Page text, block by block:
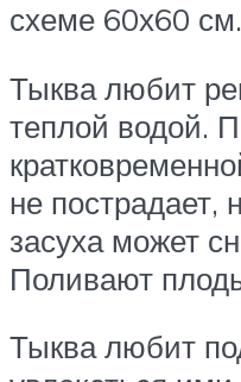
схеме 60х60 см.
Тыква любит
теплой водой.
не пострадает,
засуха может
Поливают
Тыква любит